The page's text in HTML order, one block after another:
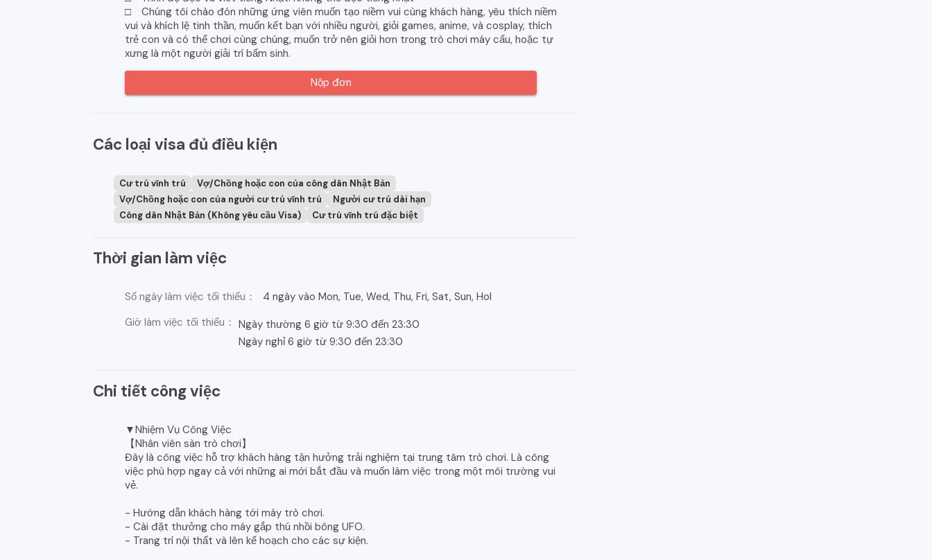
□ Chúng tôi chào đón những ứng viên muốn tạo niềm vui cùng khách hàng, yêu thích niềm
vui và khích lệ tinh thần, muốn kết bạn với nhiều người, giỏi games, anime, và cosplay, thích
trẻ con và có thể chơi cùng chúng, muốn trở nên giỏi hơn trong trò chơi máy cẩu, hoặc tự
xưng là một người giải trí bẩm sinh.
Nộp đơn
Các loại visa đủ điều kiện
Cư trú vĩnh trú
Vợ/Chồng hoặc con của công dân Nhật Bản
Vợ/Chồng hoặc con của người cư trú vĩnh trú
Người cư trú dài hạn
Công dân Nhật Bản (Không yêu cầu Visa)
Cư trú vĩnh trú đặc biệt
Thời gian làm việc
Số ngày làm việc tối thiểu：
4 ngày vào Mon, Tue, Wed, Thu, Fri, Sat, Sun, Hol
Giờ làm việc tối thiểu： Ngày thường 6 giờ từ 9:30 đến 23:30
Ngày nghỉ 6 giờ từ 9:30 đến 23:30
Chi tiết công việc
▼Nhiệm Vụ Công Việc
【Nhân viên sàn trò chơi】
Đây là công việc hỗ trợ khách hàng tận hưởng trải nghiệm tại trung tâm trò chơi. Là công
việc phù hợp ngay cả với những ai mới bắt đầu và muốn làm việc trong một môi trường vui
vẻ.
- Hướng dẫn khách hàng tới máy trò chơi.
- Cài đặt thưởng cho máy gắp thú nhồi bông UFO.
- Trang trí nội thất và lên kế hoạch cho các sự kiện.